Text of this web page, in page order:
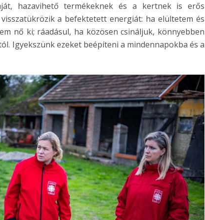
hazavihető termékeknek és a kertnek is erős
a befektetett energiát: ha elültetem és
nő ki; ráadásul, ha közösen csináljuk, könnyebben
Igyekszünk ezeket beépíteni a mindennapokba és a